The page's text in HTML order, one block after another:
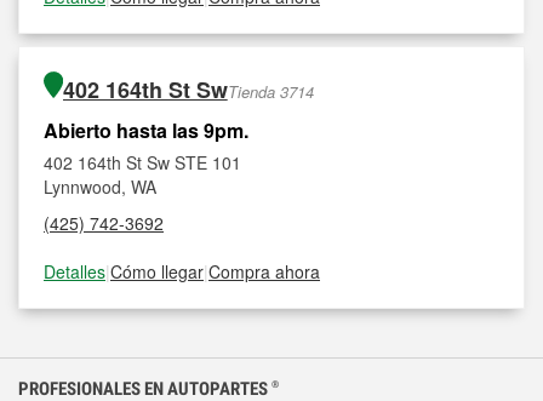
402 164th St SwTienda 3714
Abierto hasta las 9pm.
402 164th St Sw STE 101
Lynnwood, WA
(425) 742-3692
Detalles|Cómo llegar|Compra ahora
PROFESIONALES EN AUTOPARTES ®